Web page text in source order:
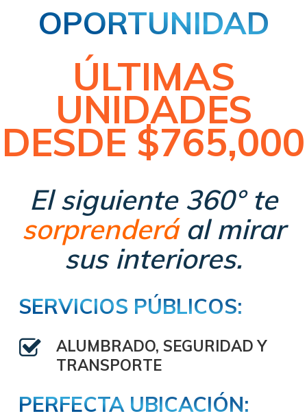
OPORTUNIDAD
ÚLTIMAS
UNIDADES
DESDE $765,000
El siguiente 360° te
sorprenderáal mirar
sus interiores.
SERVICIOS PÚBLICOS:
ALUMBRADO, SEGURIDAD Y
TRANSPORTE
PERFECTA UBICACIÓN: